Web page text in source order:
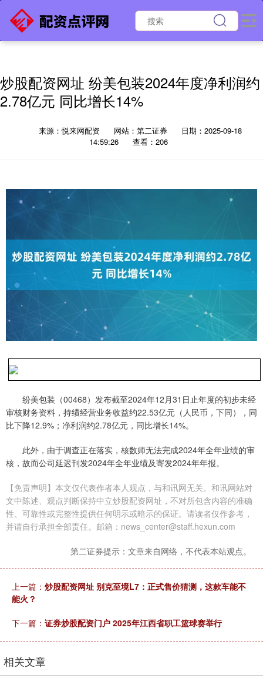
炒股配资网址 纷美包装2024年度净利润约
2.78亿元 同比增长14%
来源：悦来网配资 网站：第二证券
日期：2025-09-18
14:59:26
查看：206
纷美包装（00468）发布截至2024年12月31日止年度的初步未经
审核财务资料，持绩经营业务收益约22.53亿元（人民币，下同），同
比下降12.9%；净利润约2.78亿元，同比增长14%。
此外，由于调查正在落实，核数师无法完成2024年全年业绩的审
核，故而公司延迟刊发2024年全年业绩及寄发2024年年报。
【免责声明】本文仅代表作者本人观点，与和讯网无关。和讯网站对
文中陈述、观点判断保持中立炒股配资网址，不对所包含内容的准确
性、可靠性或完整性提供任何明示或暗示的保证。请读者仅作参考，
并请自行承担全部责任。邮箱：news_center@staff.hexun.com
第二证券提示：文章来自网络，不代表本站观点。
上一篇： 炒股配资网址 别克至境L7：正式售价猜测，这款车能不
能火？
下一篇： 证券炒股配资门户 2025年江西省职工篮球赛举行
相关文章